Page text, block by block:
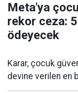
Meta'ya
rekor ceza:
ödeyecek
Karar, çocuk
devine verilen en